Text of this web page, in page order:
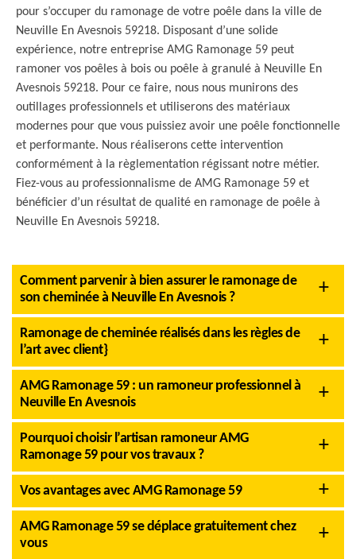
pour s’occuper du ramonage de votre poêle dans la ville de
Neuville En Avesnois 59218. Disposant d’une solide
expérience, notre entreprise AMG Ramonage 59 peut
ramoner vos poêles à bois ou poêle à granulé à Neuville En
Avesnois 59218. Pour ce faire, nous nous munirons des
outillages professionnels et utiliserons des matériaux
modernes pour que vous puissiez avoir une poêle fonctionnelle
et performante. Nous réaliserons cette intervention
conformément à la règlementation régissant notre métier.
Fiez-vous au professionnalisme de AMG Ramonage 59 et
bénéficier d’un résultat de qualité en ramonage de poêle à
Neuville En Avesnois 59218.
Comment parvenir à bien assurer le ramonage de
son cheminée à Neuville En Avesnois ?
Ramonage de cheminée réalisés dans les règles de
l’art avec client}
AMG Ramonage 59 : un ramoneur professionnel à
Neuville En Avesnois
Pourquoi choisir l’artisan ramoneur AMG
Ramonage 59 pour vos travaux ?
Vos avantages avec AMG Ramonage 59
AMG Ramonage 59 se déplace gratuitement chez
vous